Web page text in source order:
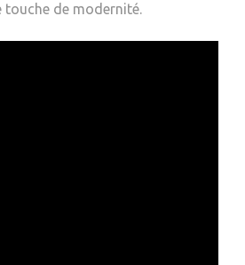
de modernité.